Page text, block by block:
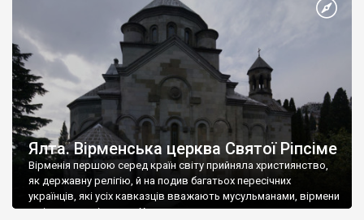
А потім було Хрещення Русі. На честь Херсонесу Таврійського
Ялта. Вірменська церква Святої Ріпсіме
Вірменія першою серед країн світу прийняла християнство,
як державну релігію, й на подив багатьох пересічних
українців, які усіх кавказців вважають мусульманами, вірмени
є відданими вірянами Христа